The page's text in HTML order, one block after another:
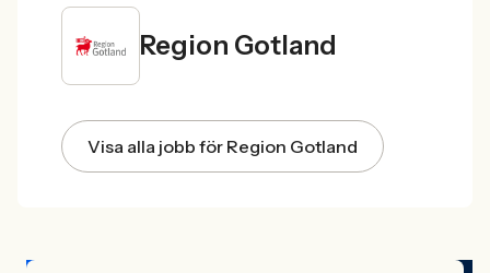
Region Gotland
Visa alla jobb för Region Gotland